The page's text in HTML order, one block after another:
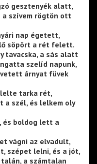
gesztenyék alatt,
szívem rögtön ott
nap égetett,
söpört a rét felett.
tavacska, a sás alatt
szelíd napunk,
árnyat füvek
tarka rét,
a szél, és lelkem oly
és boldog lett a
vágni az elvadult,
szépet lelni, és a jót,
a számtalan